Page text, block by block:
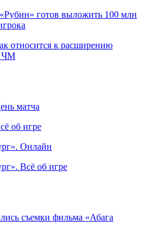
готов выложить 100 млн
относится к расширению
ЧМ
матча
об игре
Онлайн
Всё об игре
съемки фильма «Абага